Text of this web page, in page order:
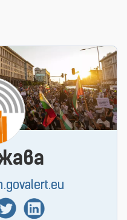
Linkedin